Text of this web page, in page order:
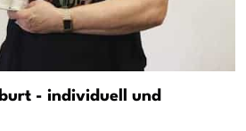
- individuell und